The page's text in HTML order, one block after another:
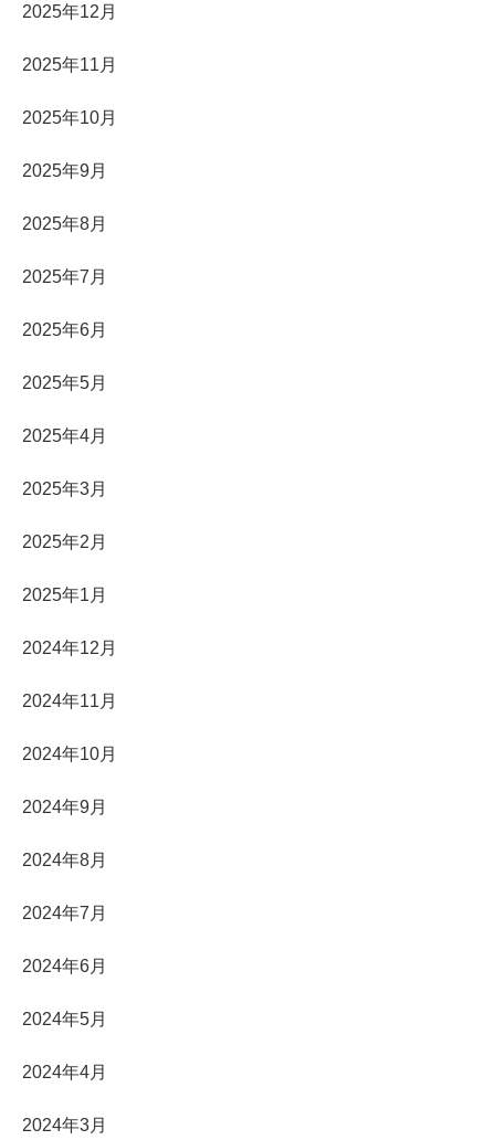
2025年12月
2025年11月
2025年10月
2025年9月
2025年8月
2025年7月
2025年6月
2025年5月
2025年4月
2025年3月
2025年2月
2025年1月
2024年12月
2024年11月
2024年10月
2024年9月
2024年8月
2024年7月
2024年6月
2024年5月
2024年4月
2024年3月